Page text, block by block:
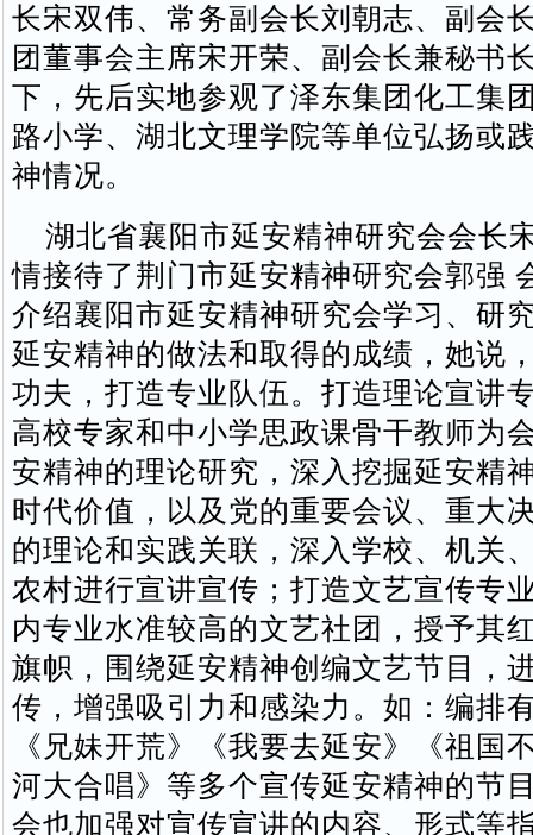
长宋双伟、常务副会长刘朝志、副会
团董事会主席宋开荣、副会长兼秘书
下，先后实地参观了泽东集团化工集
路小学、湖北文理学院等单位弘扬或
神情况。
湖北省襄阳市延安精神研究会会长
情接待了荆门市延安精神研究会郭强
介绍襄阳市延安精神研究会学习、研
延安精神的做法和取得的成绩，她说
功夫，打造专业队伍。打造理论宣讲
高校专家和中小学思政课骨干教师为
安精神的理论研究，深入挖掘延安精
时代价值，以及党的重要会议、重大
的理论和实践关联，深入学校、机关
农村进行宣讲宣传；打造文艺宣传专
内专业水准较高的文艺社团，授予其
旗帜，围绕延安精神创编文艺节目，
传，增强吸引力和感染力。如：编排
《兄妹开荒》《我要去延安》《祖国
河大合唱》等多个宣传延安精神的节
会也加强对宣传宣讲的内容、形式等